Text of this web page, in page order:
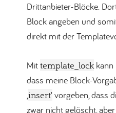
Drittanbieter-Blöcke.
Block angeben und
direkt mit der
Mittemplate_lockkann
dass meine Block-
‚insert' vorgeben, dass
zwar nicht gelöscht,